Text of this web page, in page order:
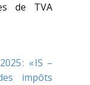
de TVA
: « IS –
impôts